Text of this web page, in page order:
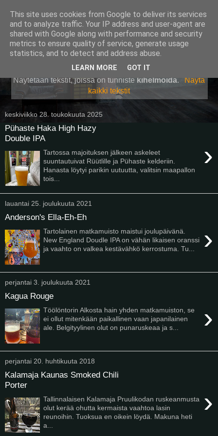
Pullollinen
Näytetään tekstit, joissa on tunniste kihelmöidä.
Näytä
kaikki tekstit
keskiviikko 28. toukokuuta 2025
Pühaste Haka High Hazy
Double IPA
›
Tartossa majoituksen jälkeen askeleet
suuntautuivat Rüütlille ja Pühaste kelderiin.
Hanasta löytyi parikin uutuutta, valitsin maapallon
tois...
lauantai 25. joulukuuta 2021
Anderson's Ella-Eh-Eh
›
Tartolainen matkamuisto maistui joulupäivänä.
New England Doudle IPA on vähän likaisen oranssi
ja vaahto on valkea kestävähkö kerrostuma. Tu...
perjantai 3. joulukuuta 2021
Kagua Rouge
›
Töölöntorin Alkosta hain yhden matkamuiston, se
ei ollut mitenkään paikallinen vaan japanilainen
ale. Belgityylinen olut on punaruskeaa ja s...
perjantai 20. huhtikuuta 2018
Kalamaja Kaunas Smoked Chili
Porter
›
Tallinnalaisen Kalamaja Pruulikodan ruskeanmusta
olut kerää ohutta kermaista vaahtoa lasin
reunoihin. Tuoksua en oikein löydä. Makuna heti
a...
This site uses cookies from Google to deliver its services
and to analyze traffic. Your IP address and user-agent are
shared with Google along with performance and security
metrics to ensure quality of service, generate usage
statistics, and to detect and address abuse.
LEARN MORE GOT IT